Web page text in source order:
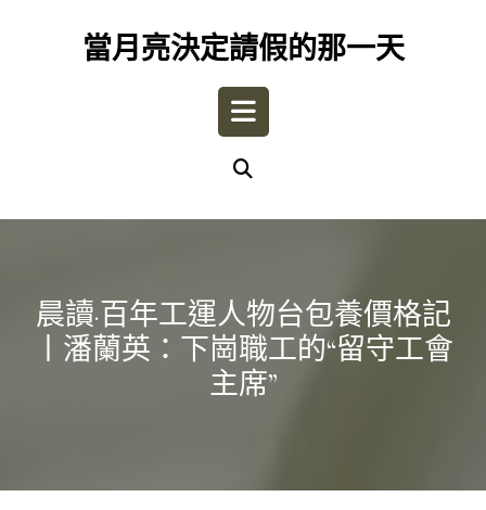
當月亮決定請假的那一天
Open
晨讀·百年工運人物台包養價格記
丨潘蘭英：下崗職工的“留守工會
主席”